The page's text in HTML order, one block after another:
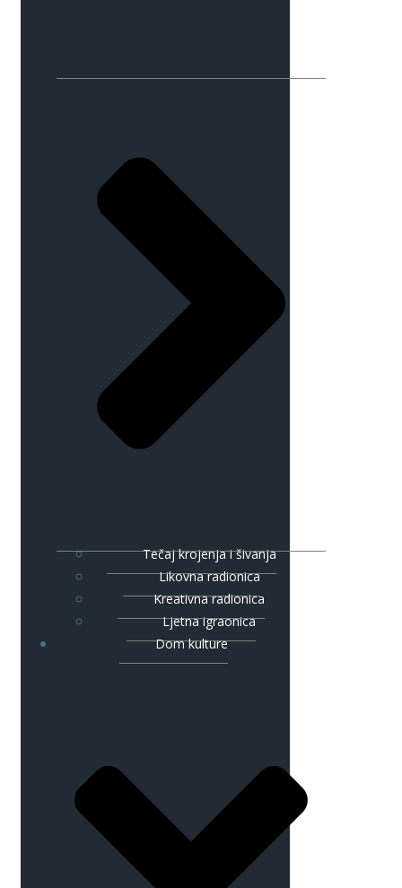
Tečaj krojenja i šivanja
Likovna radionica
Kreativna radionica
Ljetna igraonica
Dom kulture